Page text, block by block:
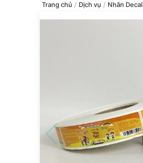
Trang chủ / Dịch vụ / Nhãn Decal